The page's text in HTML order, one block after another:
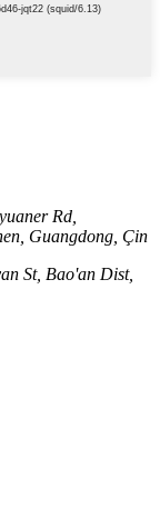
Rd,
Guangdong, Çin
St, Bao'an Dist,